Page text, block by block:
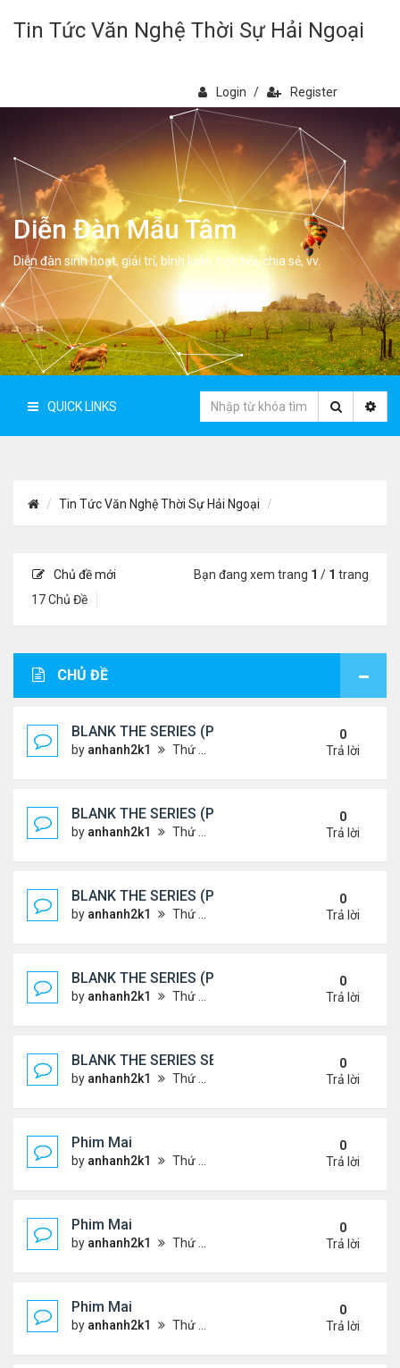
Tin Tức Văn Nghệ Thời Sự Hải Ngoại
Login / Register
Diễn Đàn Mẫu Tâm
Diễn đàn sinh hoạt, giải trí, bình luân, học hỏi, chia sẻ, vv.
QUICK LINKS
Tin Tức Văn Nghệ Thời Sự Hải Ngoại
Chủ đề mới
17 Chủ Đề
Bạn đang xem trang 1 / 1 trang
CHỦ ĐỀ
BLANK THE SERIES (PHẦN 2)
by anhanh2k1 Thứ 4 Tháng 5 29, 2024 3:16 am
0
Trả lời
BLANK THE SERIES (PHẦN 2)
by anhanh2k1 Thứ 7 Tháng 5 25, 2024 1:51 am
0
Trả lời
BLANK THE SERIES (PHẦN 2)
by anhanh2k1 Thứ 6 Tháng 5 24, 2024 1:54 am
0
Trả lời
BLANK THE SERIES (PHẦN 2)
by anhanh2k1 Thứ 6 Tháng 5 24, 2024 1:53 am
0
Trả lời
BLANK THE SERIES SEASON 2 (2024)
by anhanh2k1 Thứ 5 Tháng 5 23, 2024 1:03 am
0
Trả lời
Phim Mai
by anhanh2k1 Thứ 3 Tháng 5 21, 2024 1:06 am
0
Trả lời
Phim Mai
by anhanh2k1 Thứ 2 Tháng 5 20, 2024 2:03 am
0
Trả lời
Phim Mai
by anhanh2k1 Thứ 6 Tháng 5 17, 2024 9:42 pm
0
Trả lời